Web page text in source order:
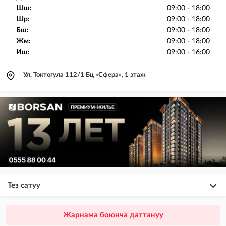
Шш:
09:00 - 18:00
Шр:
09:00 - 18:00
Бш:
09:00 - 18:00
Жм:
09:00 - 18:00
Иш:
09:00 - 16:00
Ул. Токтогула 112/1 Бц «Сфера», 1 этаж
Тез сатуу
VIP жарыялардын үстүнө жарыя жайгаштыруу + Instagramдагы акы
Жарнама боюнча даттануу